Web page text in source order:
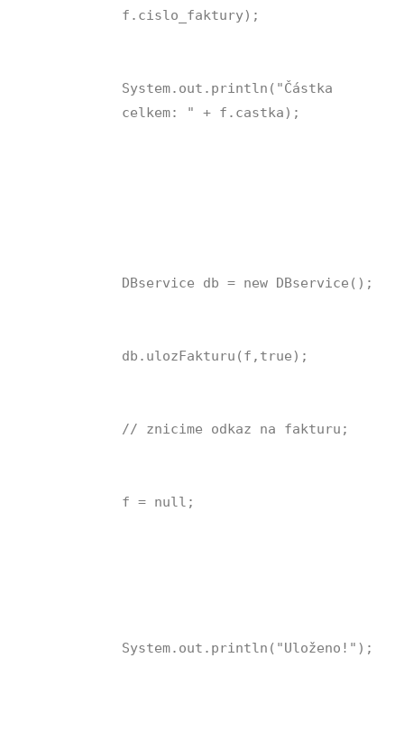
f.cislo_faktury);
System.out.println("Částka
celkem: " + f.castka);
DBservice db = new DBservice();
db.ulozFakturu(f,true);
// znicime odkaz na fakturu;
f = null;
System.out.println("Uloženo!");